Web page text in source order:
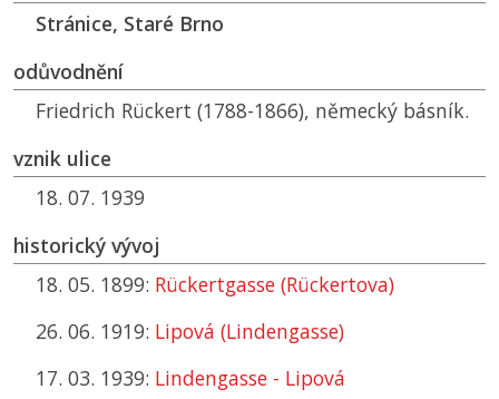
Stránice, Staré Brno
odůvodnění
Friedrich Rückert (1788-1866), německý básník.
vznik ulice
18. 07. 1939
historický vývoj
18. 05. 1899: Rückertgasse (Rückertova)
26. 06. 1919: Lipová (Lindengasse)
17. 03. 1939: Lindengasse - Lipová